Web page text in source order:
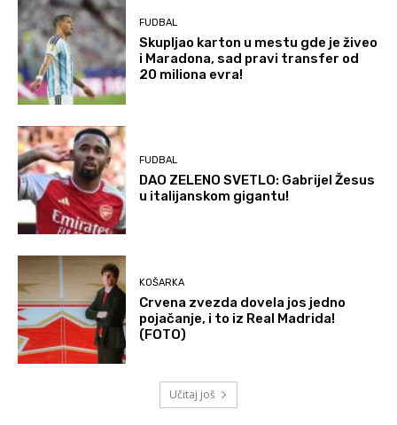
FUDBAL
Skupljao karton u mestu gde je živeo
i Maradona, sad pravi transfer od
20 miliona evra!
FUDBAL
DAO ZELENO SVETLO: Gabrijel Žesus
u italijanskom gigantu!
KOŠARKA
Crvena zvezda dovela jos jedno
pojačanje, i to iz Real Madrida!
(FOTO)
Učitaj još